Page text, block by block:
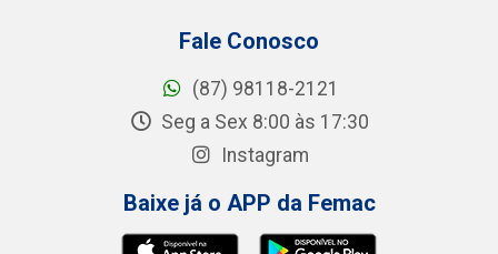
Fale Conosco
(87) 98118-2121
Seg a Sex 8:00 às 17:30
Instagram
Baixe já o APP da Femac